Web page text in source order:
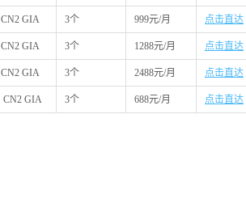
CN2 GIA 3个 999元/月 点击直达
CN2 GIA 3个 1288元/月 点击直达
CN2 GIA 3个 2488元/月 点击直达
CN2 GIA 3个 688元/月 点击直达